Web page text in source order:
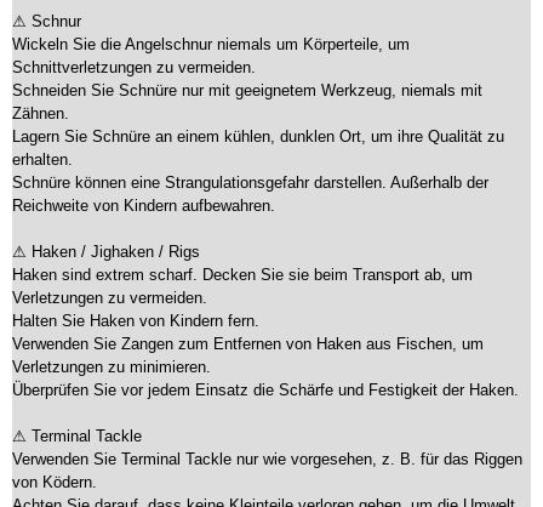
⚠ Schnur
Wickeln Sie die Angelschnur niemals um Körperteile, um
Schnittverletzungen zu vermeiden.
Schneiden Sie Schnüre nur mit geeignetem Werkzeug, niemals mit
Zähnen.
Lagern Sie Schnüre an einem kühlen, dunklen Ort, um ihre Qualität zu
erhalten.
Schnüre können eine Strangulationsgefahr darstellen. Außerhalb der
Reichweite von Kindern aufbewahren.
⚠ Haken / Jighaken / Rigs
Haken sind extrem scharf. Decken Sie sie beim Transport ab, um
Verletzungen zu vermeiden.
Halten Sie Haken von Kindern fern.
Verwenden Sie Zangen zum Entfernen von Haken aus Fischen, um
Verletzungen zu minimieren.
Überprüfen Sie vor jedem Einsatz die Schärfe und Festigkeit der Haken.
⚠ Terminal Tackle
Verwenden Sie Terminal Tackle nur wie vorgesehen, z. B. für das Riggen
von Ködern.